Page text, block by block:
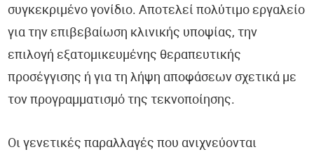
συγκεκριμένο γονίδιο. Αποτελεί πολύτιμο εργαλείο
για την επιβεβαίωση κλινικής υποψίας, την
επιλογή εξατομικευμένης θεραπευτικής
προσέγγισης ή για τη λήψη αποφάσεων σχετικά με
τον προγραμματισμό της τεκνοποίησης.
Οι γενετικές παραλλαγές που ανιχνεύονται